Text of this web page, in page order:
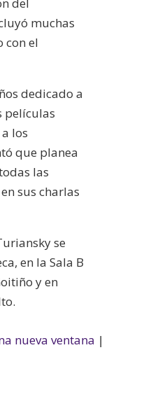
muchas
con el
dedicado a
películas
los
que planea
las
sus charlas
se
en la Sala B
y en
nueva ventana |